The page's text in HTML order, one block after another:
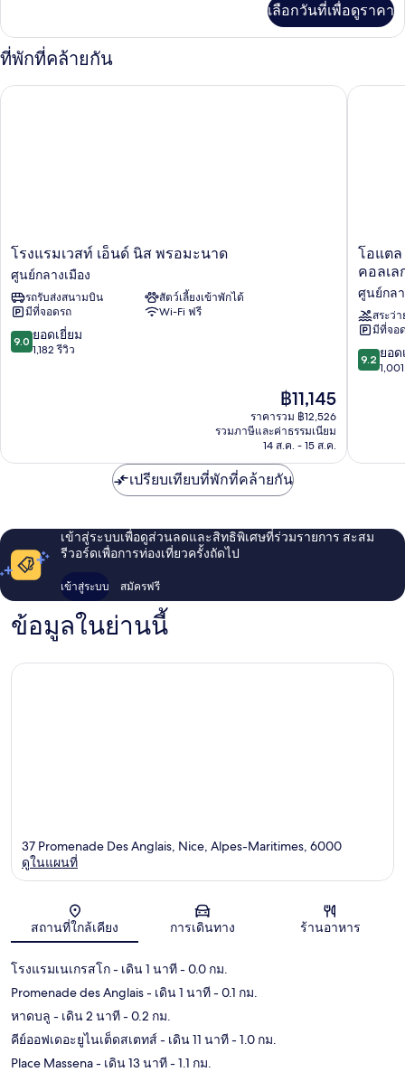
เกี่ยว
กับ
ห้อง
เลือกวันที่เพื่อดูราคา
ที่พักที่คล้ายกัน
โรง
แรม
เวสท์
เอ็น
ด์
นิส
พร
โรงแรมเวสท์ เอ็นด์ นิส พรอมะนาด
ศูนย์กลางเมือง
รถรับส่งสนามบิน
สัตว์เลี้ยงเข้าพักได้
มีที่จอดรถ
Wi-Fi ฟรี
9.0
จาก
9.0 ยอดเยี่ยม
1,182 รีวิว
ราคา
ปัจจุบัน
คือ
฿11,145
฿11,145
ราคารวม ฿12,526
รวมภาษีและค่าธรรมเนียม
14 ส.ค. - 15 ส.ค.
โรงแรมเวสท์ เอ็นด์ นิส พรอมะนาด
โอ
แตล
เลส์
เดอ
ลา
เมดิ
แตร์
วด์
บาย
ไฮ
โอแตล
คอลเ
ศูนย์กลา
สระว่
มีที่จอ
9.2
จาก
9.2 ยอด
โอแตล พ
เปรียบเทียบที่พักที่คล้ายกัน
เข้าสู่ระบบเพื่อดูส่วนลดและสิทธิพิเศษที่ร่วมรายการ สะสม
รีวอร์ดเพื่อการท่องเที่ยวครั้งถัดไป
เข้าสู่ระบบ สมัครฟรี
ข้อมูลในย่านนี้
แผนที่
37 Promenade Des Anglais, Nice, Alpes-Maritimes, 6000
ดูในแผนที่
สถานที่ใกล้เคียง การเดินทาง ร้านอาหาร
โรงแรมเนเกรสโก- เดิน 1 นาที- 0.0 กม.
Promenade des Anglais- เดิน 1 นาที- 0.1 กม.
หาดบลู - เดิน 2 นาที- 0.2 กม.
คีย์ออฟเดอะยูไนเต็ดสเตทส์ - เดิน 11 นาที- 1.0 กม.
Place Massena- เดิน 13 นาที- 1.1 กม.